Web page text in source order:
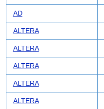
AD
ALTERA
ALTERA
ALTERA
ALTERA
ALTERA